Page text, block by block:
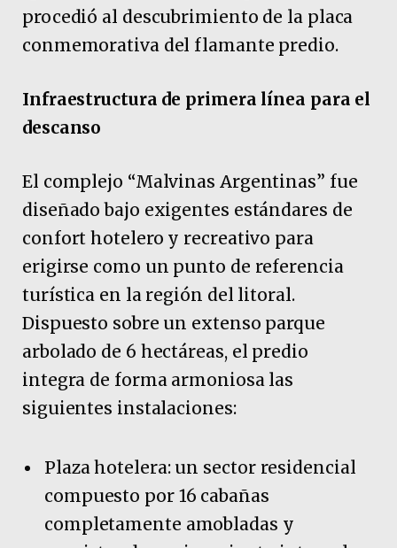
procedió al descubrimiento de la placa
conmemorativa del flamante predio.
Infraestructura de primera línea para el
descanso
El complejo “Malvinas Argentinas” fue
diseñado bajo exigentes estándares de
confort hotelero y recreativo para
erigirse como un punto de referencia
turística en la región del litoral.
Dispuesto sobre un extenso parque
arbolado de 6 hectáreas, el predio
integra de forma armoniosa las
siguientes instalaciones:
Plaza hotelera: un sector residencial
compuesto por 16 cabañas
completamente amobladas y